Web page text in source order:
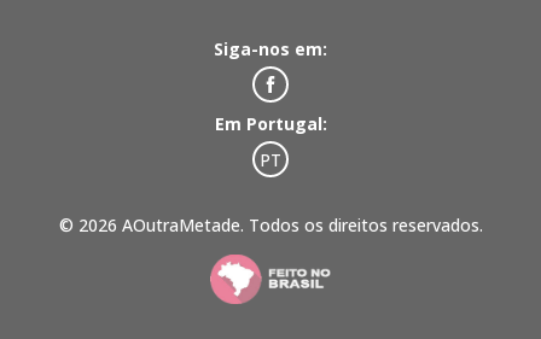
© 2026 AOutraMetade. Todos os direitos reservados.
Siga-nos em:
Em Portugal:
PT